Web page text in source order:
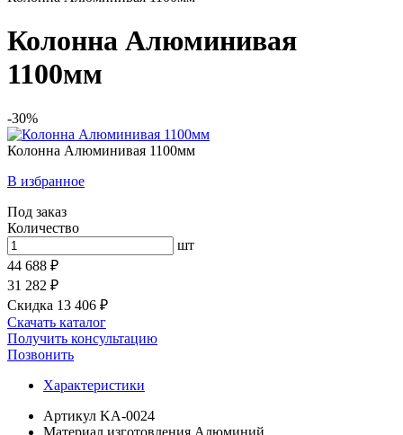
Колонна Алюминивая
1100мм
-30%
Колонна Алюминивая 1100мм
В избранное
Под заказ
Количество
шт
44 688 ₽
31 282 ₽
Скидка 13 406 ₽
Скачать каталог
Получить консультацию
Позвонить
Характеристики
Артикул KA-0024
Материал изготовления Алюминий